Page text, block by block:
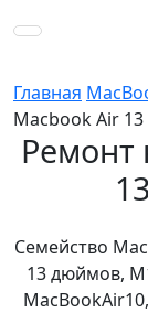
Главная
Macbook Air 13
Ремонт
Семейство
13 дюймов,